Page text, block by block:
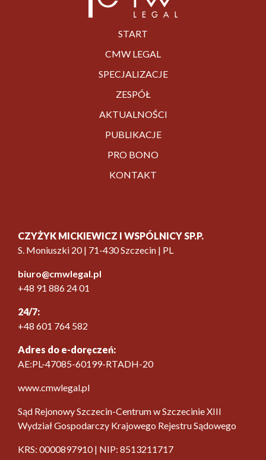
START
CMW LEGAL
SPECJALIZACJE
ZESPÓŁ
AKTUALNOŚCI
PUBLIKACJE
PRO BONO
KONTAKT
CZYŻYK MICKIEWICZ I WSPÓLNICY SP.P.
S. Moniuszki 20 | 71-430 Szczecin | PL
biuro@cmwlegal.pl
+48 91 886 24 01
24/7:
+48 601 764 582
Adres do e-doręczeń:
AE:PL-47085-60199-RTADH-20
www.cmwlegal.pl
Sąd Rejonowy Szczecin-Centrum w Szczecinie XIII
Wydział Gospodarczy Krajowego Rejestru Sądowego
KRS: 0000897910 | NIP: 8513211717